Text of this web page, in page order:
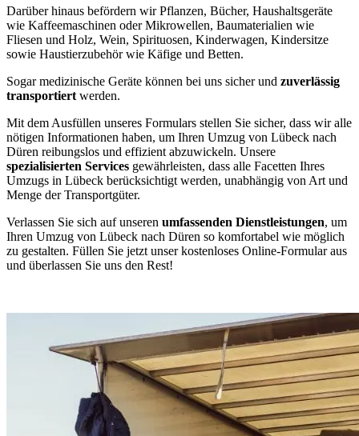
Darüber hinaus befördern wir Pflanzen, Bücher, Haushaltsgeräte
wie Kaffeemaschinen oder Mikrowellen, Baumaterialien wie
Fliesen und Holz, Wein, Spirituosen, Kinderwagen, Kindersitze
sowie Haustierzubehör wie Käfige und Betten.
Sogar medizinische Geräte können bei uns sicher und zuverlässig
transportiert werden.
Mit dem Ausfüllen unseres Formulars stellen Sie sicher, dass wir alle
nötigen Informationen haben, um Ihren Umzug von Lübeck nach
Düren reibungslos und effizient abzuwickeln. Unsere
spezialisierten Services gewährleisten, dass alle Facetten Ihres
Umzugs in Lübeck berücksichtigt werden, unabhängig von Art und
Menge der Transportgüter.
Verlassen Sie sich auf unseren umfassenden Dienstleistungen, um
Ihren Umzug von Lübeck nach Düren so komfortabel wie möglich
zu gestalten. Füllen Sie jetzt unser kostenloses Online-Formular aus
und überlassen Sie uns den Rest!